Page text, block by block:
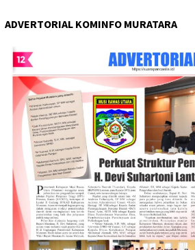
ADVERTORIAL KOMINFO MURATARA